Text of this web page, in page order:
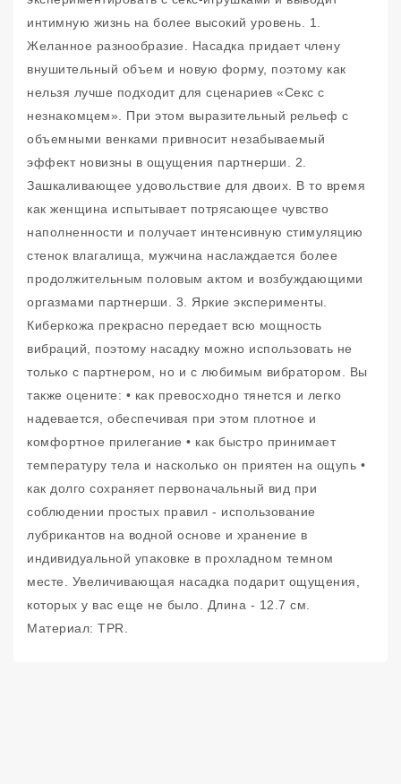
интимную жизнь на более высокий уровень. 1.
Желанное разнообразие. Насадка придает члену
внушительный объем и новую форму, поэтому как
нельзя лучше подходит для сценариев «Секс с
незнакомцем». При этом выразительный рельеф с
объемными венками привносит незабываемый
эффект новизны в ощущения партнерши. 2.
Зашкаливающее удовольствие для двоих. В то время
как женщина испытывает потрясающее чувство
наполненности и получает интенсивную стимуляцию
стенок влагалища, мужчина наслаждается более
продолжительным половым актом и возбуждающими
оргазмами партнерши. 3. Яркие эксперименты.
Киберкожа прекрасно передает всю мощность
вибраций, поэтому насадку можно использовать не
только с партнером, но и с любимым вибратором. Вы
также оцените: • как превосходно тянется и легко
надевается, обеспечивая при этом плотное и
комфортное прилегание • как быстро принимает
температуру тела и насколько он приятен на ощупь •
как долго сохраняет первоначальный вид при
соблюдении простых правил - использование
лубрикантов на водной основе и хранение в
индивидуальной упаковке в прохладном темном
месте. Увеличивающая насадка подарит ощущения,
которых у вас еще не было. Длина - 12.7 см.
Материал: TPR.